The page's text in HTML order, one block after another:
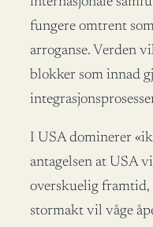
fungere omtrent
arroganse. Verden
blokker som innad
I USA dominerer
antagelsen at USA
overskuelig framtid,
stormakt vil våge